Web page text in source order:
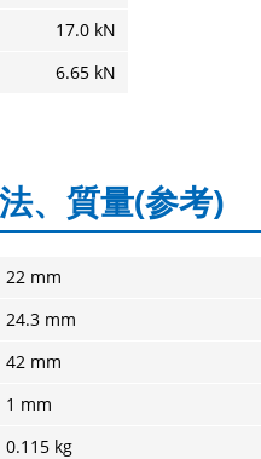
17.0 kN
6.65 kN
、質量(参考)
22 mm
24.3 mm
42 mm
1 mm
0.115 kg